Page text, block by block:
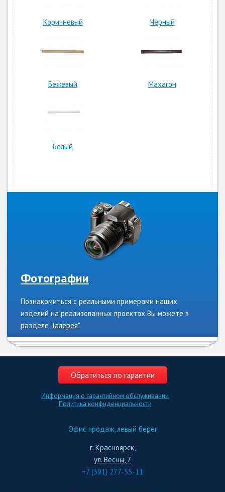
Коричневый Черный
Бежевый Махагон
Белый
Фотографии
Познакомиться с реальными примерами наших
изделий на реализованных проектах Вы можете в
разделе "Галерея".
Обратиться по гарантии
Информация о гарантийном обслуживании
Политика конфиденциальности
Офис продаж, левый берег
г. Красноярск,
ул. Весны, 7
+7 (391) 277-55-11